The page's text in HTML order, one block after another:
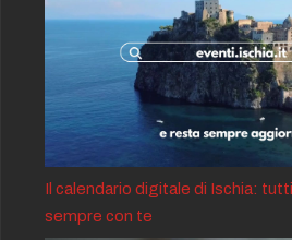
Il calendario digitale di Ischia:
sempre con te